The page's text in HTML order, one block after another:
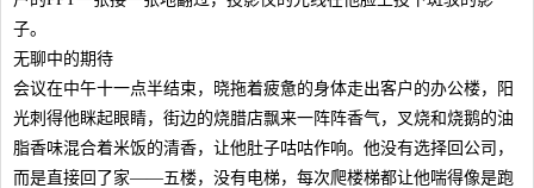
子。
无聊中的期待
会议在中午十一点半结束，晓拖着疲惫的身体走出客户的办公楼，阳
光刺得他眯起眼睛，街边的烧腊店飘来一阵阵香气，叉烧和烧鹅的油
脂香味混合着米饭的清香，让他肚子咕咕作响。他没有选择回公司，
而是直接回了家——五楼，没有电梯，每次爬楼梯都让他喘得像是跑